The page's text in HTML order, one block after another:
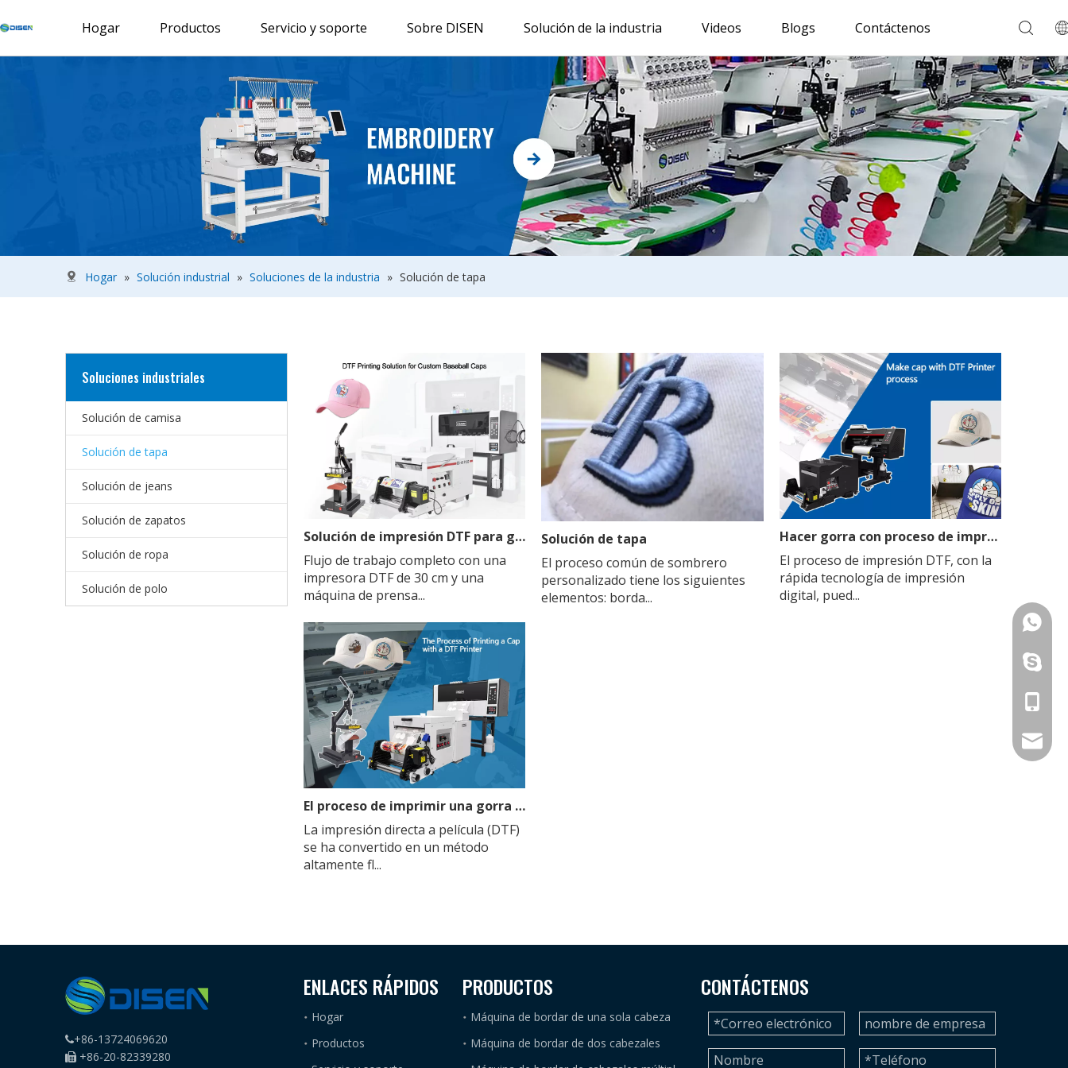
Hogar Productos Servicio y soporte Sobre DISEN Solución de la industria Videos Blogs Contáctenos
Hogar » Solución industrial » Soluciones de la industria » Solución de tapa
Soluciones industriales
Solución de camisa
Solución de tapa
Solución de jeans
Solución de zapatos
Solución de ropa
Solución de polo
Solución de impresión DTF para gorras de béisbol personalizadas
Flujo de trabajo completo con una
impresora DTF de 30 cm y una
máquina de prensa...
Solución de tapa
El proceso común de sombrero
personalizado tiene los siguientes
elementos: borda...
Hacer gorra con proceso de impresora DTF
El proceso de impresión DTF, con la
rápida tecnología de impresión
digital, pued...
El proceso de imprimir una gorra con una impresora DTF
La impresión directa a película (DTF)
se ha convertido en un método
altamente fl...
+86-13724069620
 +86-20-82339280
ENLACES RÁPIDOS
Hogar
Productos
PRODUCTOS
Máquina de bordar de una sola cabeza
Máquina de bordar de dos cabezales
CONTÁCTENOS
+86-
+86-